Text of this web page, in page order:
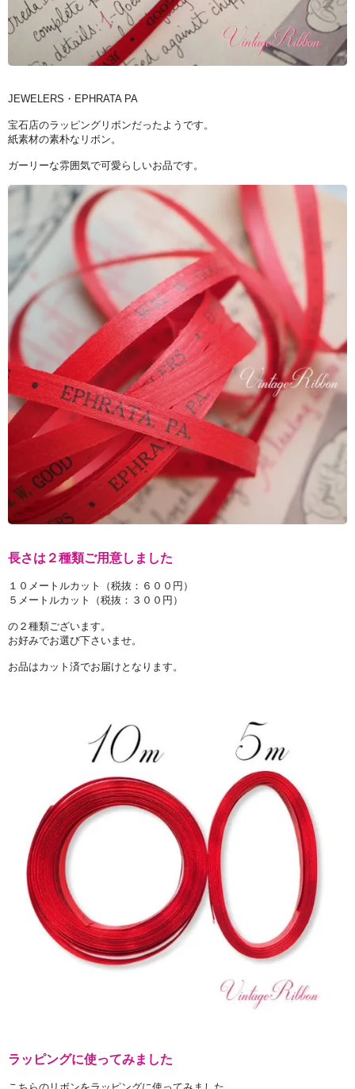
JEWELERS・EPHRATA PA
宝石店のラッピングリボンだったようです。
紙素材の素朴なリボン。
ガーリーな雰囲気で可愛らしいお品です。
長さは２種類ご用意しました
１０メートルカット（税抜：６００円）
５メートルカット（税抜：３００円）
の２種類ございます。
お好みでお選び下さいませ。
お品はカット済でお届けとなります。
ラッピングに使ってみました